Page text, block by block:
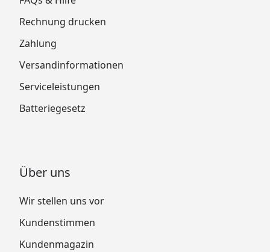
Rechnung drucken
Zahlung
Versandinformationen
Serviceleistungen
Batteriegesetz
Über uns
Wir stellen uns vor
Kundenstimmen
Kundenmagazin